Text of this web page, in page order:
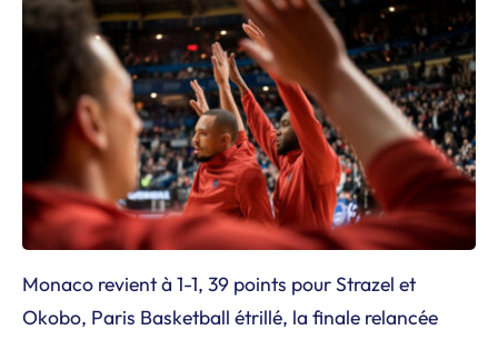
Monaco revient à 1-1, 39 points pour Strazel et
Okobo, Paris Basketball étrillé, la finale relancée